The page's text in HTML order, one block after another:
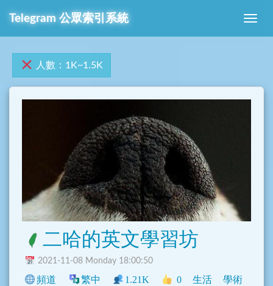
Telegram 公眾索引系統
人數：1K~1.5K
二哈的英文學習坊
2021-11-08 Monday 18:00:50
頻道 繁中 1.21K 0 生活 學術